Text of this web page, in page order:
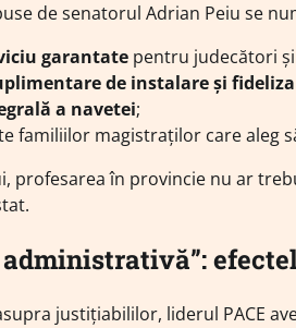
de senatorul Adrian Peiu se
garantate pentru judecători
de instalare și
a navetei;
familiilor magistraților care aleg
profesarea în provincie nu ar
justițiabililor, liderul PACE